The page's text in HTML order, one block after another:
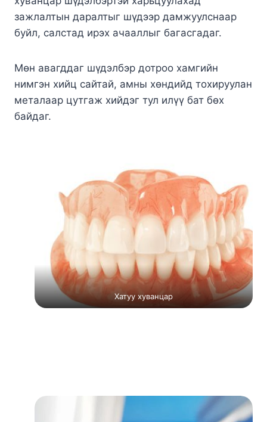
зажлалтын даралтыг шүдээр дамжуулснаар
буйл, салстад ирэх ачааллыг багасгадаг.
Мөн авагддаг шүдэлбэр дотроо хамгийн
нимгэн хийц сайтай, амны хөндийд тохируулан
металаар цутгаж хийдэг тул илүү бат бөх
байдаг.
Хатуу хуванцар